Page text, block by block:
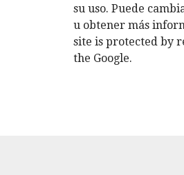
su uso. Puede
u obtener más
site is protected by
the Google.